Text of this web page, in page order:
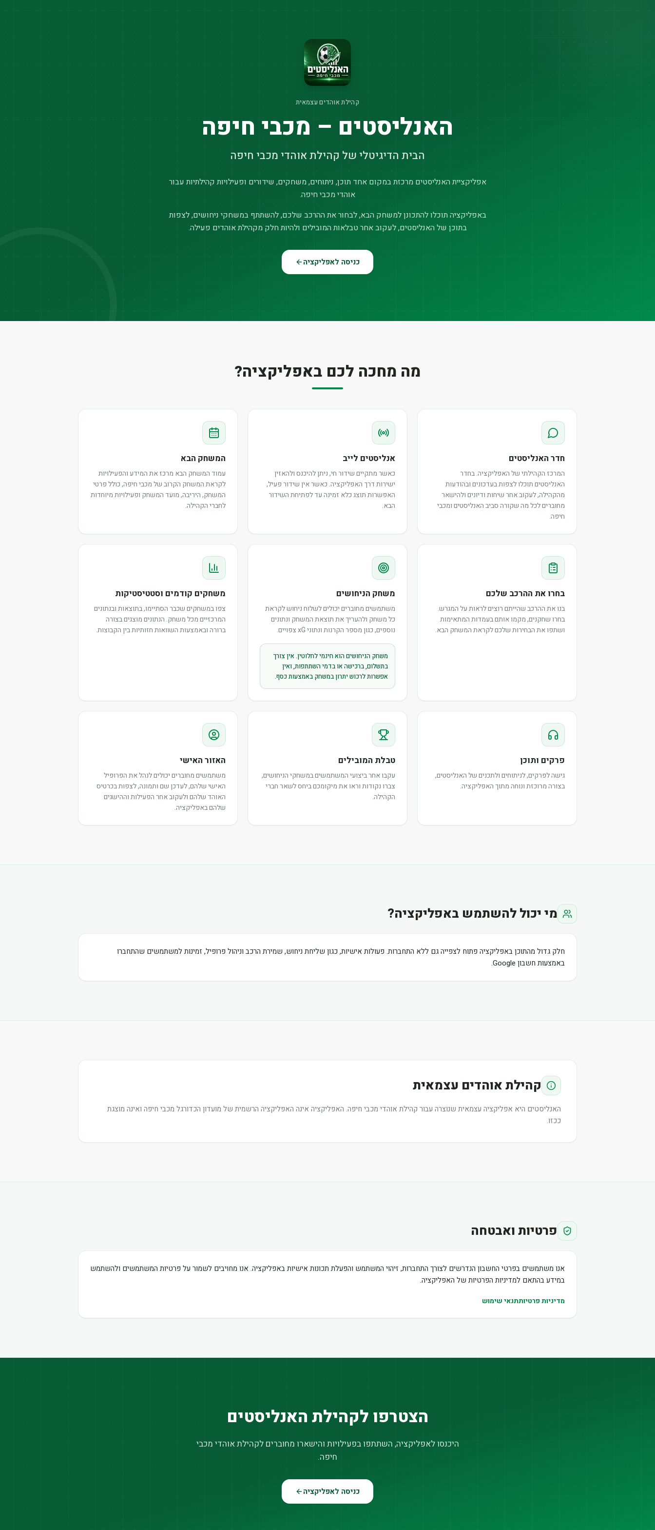
קהילת אוהדים עצמאית
האנליסטים – מכבי חיפה
הבית הדיגיטלי של קהילת אוהדי מכבי חיפה
אפליקציית האנליסטים מרכזת במקום אחד תוכן, ניתוחים, משחקים, שידורים ופעילויות קהילתיות עבור
אוהדי מכבי חיפה.
באפליקציה תוכלו להתכונן למשחק הבא, לבחור את ההרכב שלכם, להשתתף במשחקי ניחושים, לצפות
בתוכן של האנליסטים, לעקוב אחר טבלאות המובילים ולהיות חלק מקהילת אוהדים פעילה.
כניסה לאפליקציה
מה מחכה לכם באפליקציה?
חדר האנליסטים
המרכז הקהילתי של האפליקציה. בחדר
האנליסטים תוכלו לצפות בעדכונים ובהודעות
מהקהילה, לעקוב אחר שיחות ודיונים ולהישאר
מחוברים לכל מה שקורה סביב האנליסטים ומכבי
חיפה.
אנליסטים לייב
כאשר מתקיים שידור חי, ניתן להיכנס ולהאזין
ישירות דרך האפליקציה. כאשר אין שידור פעיל,
האפשרות תוצג כלא זמינה עד לפתיחת השידור
הבא.
המשחק הבא
עמוד המשחק הבא מרכז את המידע והפעילויות
לקראת המשחק הקרוב של מכבי חיפה, כולל פרטי
המשחק, היריבה, מועד המשחק ופעילויות מיוחדות
לחברי הקהילה.
בחרו את ההרכב שלכם
בנו את ההרכב שהייתם רוצים לראות על המגרש.
בחרו שחקנים, מקמו אותם בעמדות המתאימות
ושתפו את הבחירות שלכם לקראת המשחק הבא.
משחק הניחושים
משתמשים מחוברים יכולים לשלוח ניחוש לקראת
כל משחק ולהעריך את תוצאת המשחק ונתונים
נוספים, כגון מספר הקרנות ונתוני xG צפויים.
משחק הניחושים הוא חינמי לחלוטין. אין צורך
בתשלום, ברכישה או בדמי השתתפות, ואין
אפשרות לרכוש יתרון במשחק באמצעות כסף.
משחקים קודמים וסטטיסטיקות
צפו במשחקים שכבר הסתיימו, בתוצאות ובנתונים
המרכזיים מכל משחק. הנתונים מוצגים בצורה
ברורה ובאמצעות השוואות חזותיות בין הקבוצות.
פרקים ותוכן
גישה לפרקים, לניתוחים ולתכנים של האנליסטים,
בצורה מרוכזת ונוחה מתוך האפליקציה.
טבלת המובילים
עקבו אחר ביצועי המשתמשים במשחקי הניחושים,
צברו נקודות וראו את מיקומכם ביחס לשאר חברי
הקהילה.
האזור האישי
משתמשים מחוברים יכולים לנהל את הפרופיל
האישי שלהם, לעדכן שם ותמונה, לצפות בכרטיס
האוהד שלהם ולעקוב אחר הפעילות וההישגים
שלהם באפליקציה.
מי יכול להשתמש באפליקציה?
חלק גדול מהתוכן באפליקציה פתוח לצפייה גם ללא התחברות. פעולות אישיות, כגון שליחת ניחוש, שמירת הרכב וניהול פרופיל, זמינות למשתמשים שהתחברו
באמצעות חשבון Google.
קהילת אוהדים עצמאית
האנליסטים היא אפליקציה עצמאית שנוצרה עבור קהילת אוהדי מכבי חיפה. האפליקציה אינה האפליקציה הרשמית של מועדון הכדורגל מכבי חיפה ואינה מוצגת
ככזו.
פרטיות ואבטחה
אנו משתמשים בפרטי החשבון הנדרשים לצורך התחברות, זיהוי המשתמש והפעלת תכונות אישיות באפליקציה. אנו מחויבים לשמור על פרטיות המשתמשים ולהשתמש
במידע בהתאם למדיניות הפרטיות של האפליקציה.
מדיניות פרטיותתנאי שימוש
הצטרפו לקהילת האנליסטים
היכנסו לאפליקציה, השתתפו בפעילויות והישארו מחוברים לקהילת אוהדי מכבי
חיפה.
כניסה לאפליקציה